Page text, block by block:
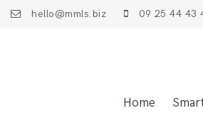
hello@mmls.biz 09 25 44 43
Home